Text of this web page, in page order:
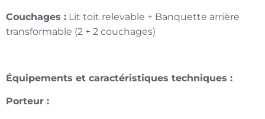
Couchages : Lit toit relevable + Banquette arrière
transformable (2 + 2 couchages)
Équipements et caractéristiques techniques :
Porteur :